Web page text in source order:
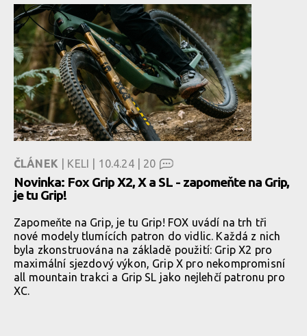
ČLÁNEK | KELI | 10.4.24 | 20
Novinka: Fox Grip X2, X a SL - zapomeňte na Grip,
je tu Grip!
Zapomeňte na Grip, je tu Grip! FOX uvádí na trh tři
nové modely tlumících patron do vidlic. Každá z nich
byla zkonstruována na základě použití: Grip X2 pro
maximální sjezdový výkon, Grip X pro nekompromisní
all mountain trakci a Grip SL jako nejlehčí patronu pro
XC.